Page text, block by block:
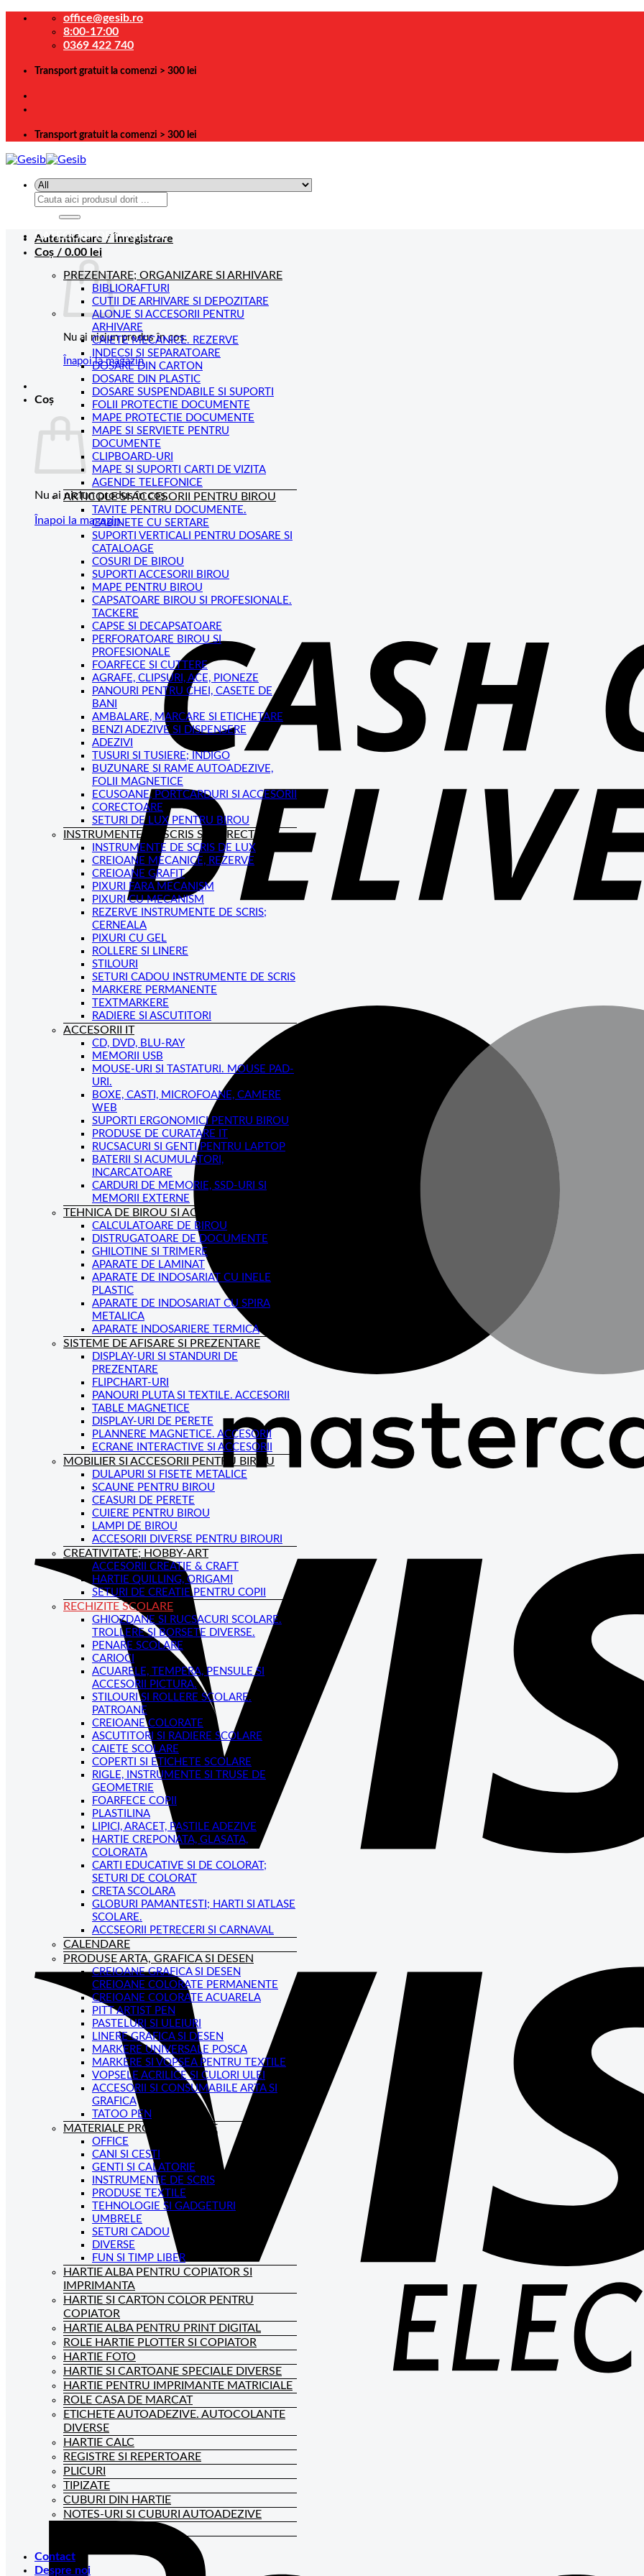
Skip
office@gesib.ro
8:00-17:00
0369 422 740
Transport gratuit la comenzi > 300 lei
Transport gratuit la comenzi > 300 lei
Caută
Autentificare / Înregistrare
Coș / 0.00 lei
Nu ai niciun produs în coș.
Înapoi la magazin
Coș
Nu ai niciun produs în coș.
Înapoi la magazin
CATEGORII DE PRODUSE
PREZENTARE; ORGANIZARE SI ARHIVARE
BIBLIORAFTURI
CUTII DE ARHIVARE SI DEPOZITARE
ALONJE SI ACCESORII PENTRU
ARHIVARE
CAIETE MECANICE. REZERVE
INDECSI SI SEPARATOARE
DOSARE DIN CARTON
DOSARE DIN PLASTIC
DOSARE SUSPENDABILE SI SUPORTI
FOLII PROTECTIE DOCUMENTE
MAPE PROTECTIE DOCUMENTE
MAPE SI SERVIETE PENTRU
DOCUMENTE
CLIPBOARD-URI
MAPE SI SUPORTI CARTI DE VIZITA
AGENDE TELEFONICE
ARTICOLE SI ACCESORII PENTRU BIROU
TAVITE PENTRU DOCUMENTE.
CABINETE CU SERTARE
SUPORTI VERTICALI PENTRU DOSARE SI
CATALOAGE
COSURI DE BIROU
SUPORTI ACCESORII BIROU
MAPE PENTRU BIROU
CAPSATOARE BIROU SI PROFESIONALE.
TACKERE
CAPSE SI DECAPSATOARE
PERFORATOARE BIROU SI
PROFESIONALE
FOARFECE SI CUTTERE
AGRAFE, CLIPSURI, ACE, PIONEZE
PANOURI PENTRU CHEI, CASETE DE
BANI
AMBALARE, MARCARE SI ETICHETARE
BENZI ADEZIVE SI DISPENSERE
ADEZIVI
TUSURI SI TUSIERE; INDIGO
BUZUNARE SI RAME AUTOADEZIVE,
FOLII MAGNETICE
ECUSOANE, PORTCARDURI SI ACCESORII
CORECTOARE
SETURI DE LUX PENTRU BIROU
INSTRUMENTE DE SCRIS SI CORECTAT
INSTRUMENTE DE SCRIS DE LUX
CREIOANE MECANICE, REZERVE
CREIOANE GRAFIT
PIXURI FARA MECANISM
PIXURI CU MECANISM
REZERVE INSTRUMENTE DE SCRIS;
CERNEALA
PIXURI CU GEL
ROLLERE SI LINERE
STILOURI
SETURI CADOU INSTRUMENTE DE SCRIS
MARKERE PERMANENTE
TEXTMARKERE
RADIERE SI ASCUTITORI
ACCESORII IT
CD, DVD, BLU-RAY
MEMORII USB
MOUSE-URI SI TASTATURI. MOUSE PAD-
URI.
BOXE, CASTI, MICROFOANE, CAMERE
WEB
SUPORTI ERGONOMICI PENTRU BIROU
PRODUSE DE CURATARE IT
RUCSACURI SI GENTI PENTRU LAPTOP
BATERII SI ACUMULATORI,
INCARCATOARE
CARDURI DE MEMORIE, SSD-URI SI
MEMORII EXTERNE
TEHNICA DE BIROU SI ACCESORII
CALCULATOARE DE BIROU
DISTRUGATOARE DE DOCUMENTE
GHILOTINE SI TRIMERE
APARATE DE LAMINAT
APARATE DE INDOSARIAT CU INELE
PLASTIC
APARATE DE INDOSARIAT CU SPIRA
METALICA
APARATE INDOSARIERE TERMICA
SISTEME DE AFISARE SI PREZENTARE
DISPLAY-URI SI STANDURI DE
PREZENTARE
FLIPCHART-URI
PANOURI PLUTA SI TEXTILE. ACCESORII
TABLE MAGNETICE
DISPLAY-URI DE PERETE
PLANNERE MAGNETICE. ACCESORII
ECRANE INTERACTIVE SI ACCESORII
MOBILIER SI ACCESORII PENTRU BIROU
DULAPURI SI FISETE METALICE
SCAUNE PENTRU BIROU
CEASURI DE PERETE
CUIERE PENTRU BIROU
LAMPI DE BIROU
ACCESORII DIVERSE PENTRU BIROURI
CREATIVITATE; HOBBY-ART
ACCESORII CREATIE & CRAFT
HARTIE QUILLING, ORIGAMI
SETURI DE CREATIE PENTRU COPII
RECHIZITE SCOLARE
GHIOZDANE SI RUCSACURI SCOLARE.
TROLLERE SI BORSETE DIVERSE.
PENARE SCOLARE
CARIOCI
ACUARELE, TEMPERA, PENSULE SI
ACCESORII PICTURA.
STILOURI SI ROLLERE SCOLARE.
PATROANE
CREIOANE COLORATE
ASCUTITORI SI RADIERE SCOLARE
CAIETE SCOLARE
COPERTI SI ETICHETE SCOLARE
RIGLE, INSTRUMENTE SI TRUSE DE
GEOMETRIE
FOARFECE COPII
PLASTILINA
LIPICI, ARACET, PASTILE ADEZIVE
HARTIE CREPONATA, GLASATA,
COLORATA
CARTI EDUCATIVE SI DE COLORAT;
SETURI DE COLORAT
CRETA SCOLARA
GLOBURI PAMANTESTI; HARTI SI ATLASE
SCOLARE.
ACCSEORII PETRECERI SI CARNAVAL
CALENDARE
PRODUSE ARTA, GRAFICA SI DESEN
CREIOANE GRAFICA SI DESEN
CREIOANE COLORATE PERMANENTE
CREIOANE COLORATE ACUARELA
PITT ARTIST PEN
PASTELURI SI ULEIURI
LINERE GRAFICA SI DESEN
MARKERE UNIVERSALE POSCA
MARKERE SI VOPSEA PENTRU TEXTILE
VOPSELE ACRILICE SI CULORI ULEI
ACCESORII SI CONSUMABILE ARTA SI
GRAFICA
TATOO PEN
MATERIALE PROMOTIONALE
OFFICE
CANI SI CESTI
GENTI SI CALATORIE
INSTRUMENTE DE SCRIS
PRODUSE TEXTILE
TEHNOLOGIE SI GADGETURI
UMBRELE
SETURI CADOU
DIVERSE
FUN SI TIMP LIBER
HARTIE ALBA PENTRU COPIATOR SI
IMPRIMANTA
HARTIE SI CARTON COLOR PENTRU
COPIATOR
HARTIE ALBA PENTRU PRINT DIGITAL
ROLE HARTIE PLOTTER SI COPIATOR
HARTIE FOTO
HARTIE SI CARTOANE SPECIALE DIVERSE
HARTIE PENTRU IMPRIMANTE MATRICIALE
ROLE CASA DE MARCAT
ETICHETE AUTOADEZIVE. AUTOCOLANTE
DIVERSE
HARTIE CALC
REGISTRE SI REPERTOARE
PLICURI
TIPIZATE
CUBURI DIN HARTIE
NOTES-URI SI CUBURI AUTOADEZIVE
Contact
Despre noi